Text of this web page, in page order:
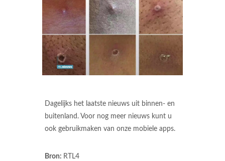
Dagelijks het laatste nieuws uit binnen- en
buitenland. Voor nog meer nieuws kunt u
ook gebruikmaken van onze mobiele apps.
Bron: RTL4